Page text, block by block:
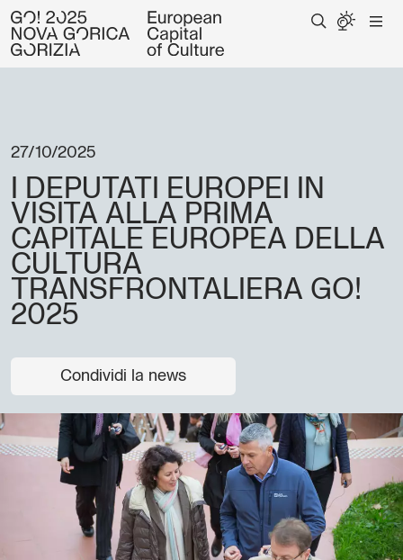
27/10/2025
I DEPUTATI EUROPEI IN
VISITA ALLA PRIMA
CAPITALE EUROPEA DELLA
CULTURA
TRANSFRONTALIERA GO!
2025
Condividi la news